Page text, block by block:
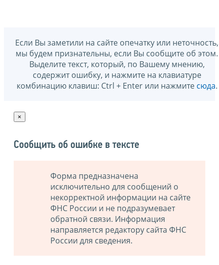
Если Вы заметили на сайте опечатку или неточность,
мы будем признательны, если Вы сообщите об этом.
Выделите текст, который, по Вашему мнению,
содержит ошибку, и нажмите на клавиатуре
комбинацию клавиш: Ctrl + Enter или нажмите сюда.
×
Сообщить об ошибке в тексте
Форма предназначена
исключительно для сообщений о
некорректной информации на сайте
ФНС России и не подразумевает
обратной связи. Информация
направляется редактору сайта ФНС
России для сведения.